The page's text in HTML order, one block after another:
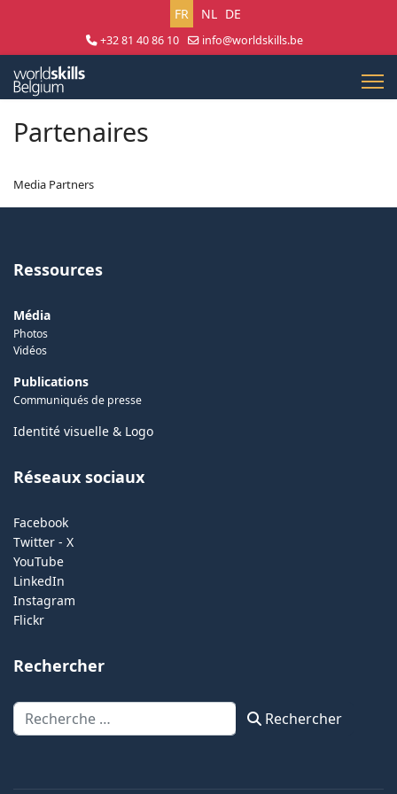
Sélectionnez votre langue
FR NL DE
+32 81 40 86 10
info@worldskills.be
Partenaires
Media Partners
Ressources
Média
Photos
Vidéos
Publications
Communiqués de presse
Identité visuelle & Logo
Réseaux sociaux
Facebook
Twitter - X
YouTube
LinkedIn
Instagram
Flickr
Rechercher
Rechercher Rechercher